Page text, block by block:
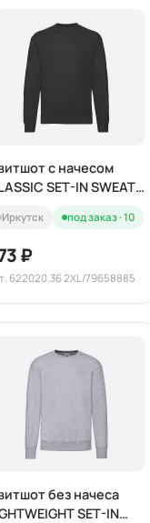
с начесом
SET-IN SWEAT
Иркутск под заказ · 10
₽
622020.36 2XL/79658885
без начеса
SET-IN